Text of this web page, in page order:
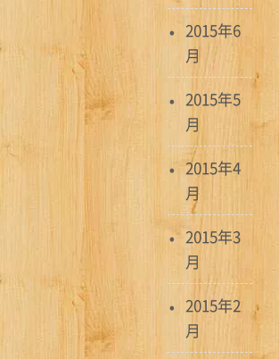
2015年6
月
2015年5
月
2015年4
月
2015年3
月
2015年2
月